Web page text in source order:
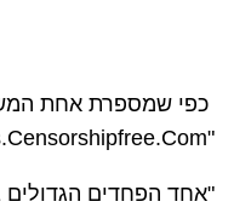
כפי שמספרת אחת
"אחד הפחדים הגדולים